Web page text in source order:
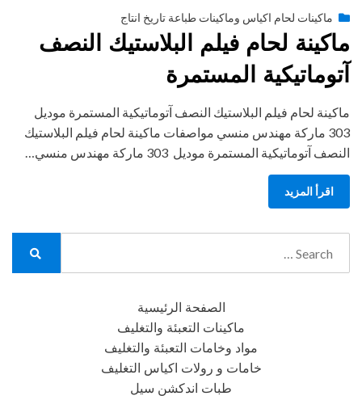
byengmansyPostedأغسطس 27, 2020
ماكينات لحام اكياس وماكينات طباعة تاريخ انتاج
ماكينة لحام فيلم البلاستيك النصف
آتوماتيكية المستمرة
ماكينة لحام فيلم البلاستيك النصف آتوماتيكية المستمرة موديل
303 ماركة مهندس منسي مواصفات ماكينة لحام فيلم البلاستيك
النصف آتوماتيكية المستمرة موديل 303 ماركة مهندس منسي…
اقرأ المزيد
الصفحة الرئيسية
ماكينات التعبئة والتغليف
مواد وخامات التعبئة والتغليف
خامات و رولات اكياس التغليف
طبات اندكشن سيل